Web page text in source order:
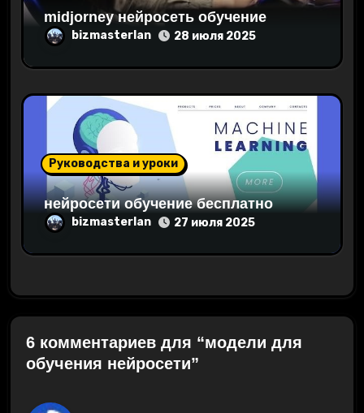
midjorney нейросеть обучение
bizmasterlan 28 июля 2025
Руководства и уроки
нейросети обучение бесплатно
bizmasterlan 27 июля 2025
6 комментариев для “модели для
обучения нейросети”